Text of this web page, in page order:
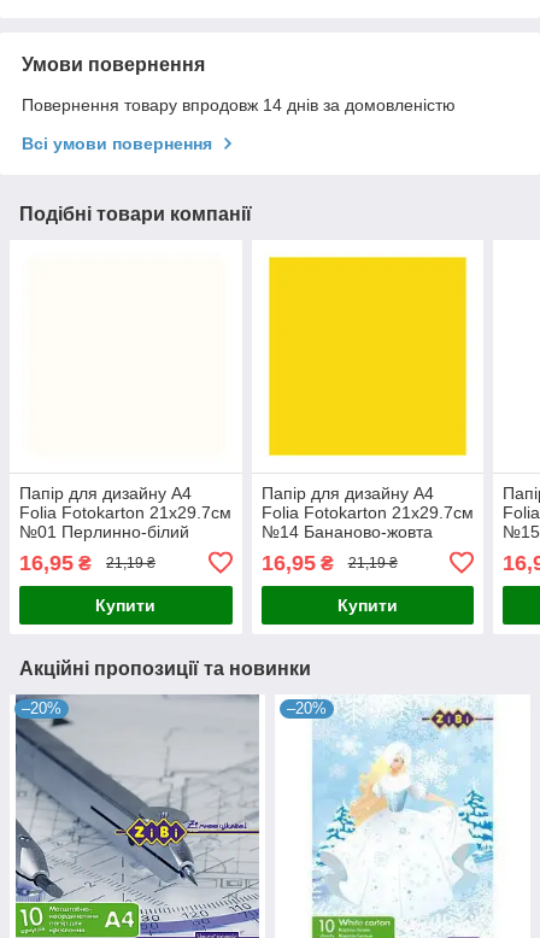
Умови повернення
Повернення товару впродовж 14 днів за домовленістю
Всі умови повернення
Подібні товари компанії
Папір для дизайну A4
Folia Fotokarton 21x29.7см
№01 Перлинно-білий
300г\м2 4823064988994
16,95 ₴ 21,19 ₴
Купити
Папір для дизайну A4
Folia Fotokarton 21x29.7см
№14 Бананово-жовта
300г\м2 4823064958744
16,95₴ 21,19 ₴
Купити
№15
Акційні пропозиції та новинки
–20% –20%